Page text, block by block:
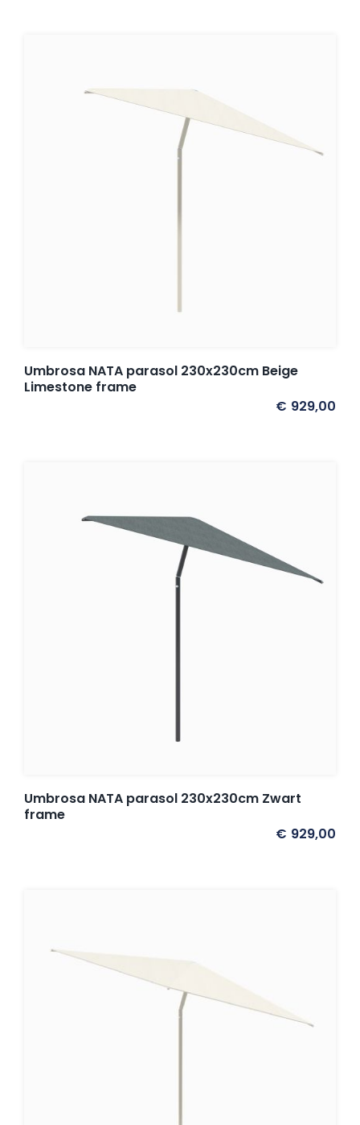
Umbrosa NATA parasol 230x230cm Beige
Limestone frame
€ 929,00
Umbrosa NATA parasol 230x230cm Zwart
frame
€ 929,00